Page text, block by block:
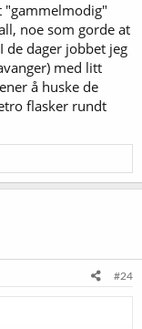
"gammelmodig"
noe som gorde at
de dager jobbet jeg
med litt
å huske de
flasker rundt
#24